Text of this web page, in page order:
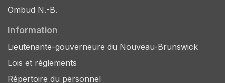
Ombud N.-B.
Information
Lieutenante-gouverneure du Nouveau-Brunswick
Lois et règlements
Répertoire du personnel